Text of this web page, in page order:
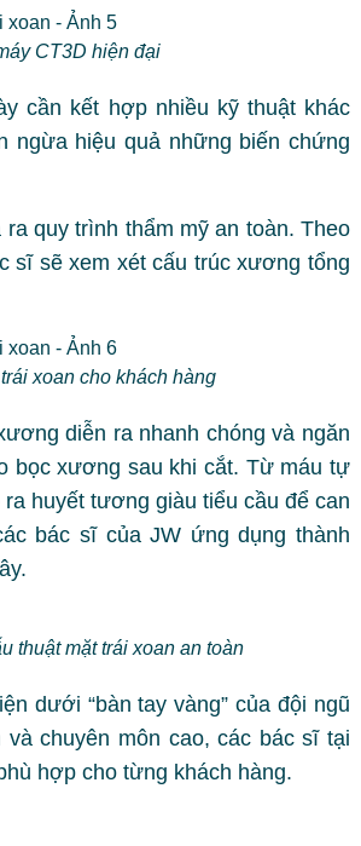
CT3D hiện đại
cần kết hợp nhiều kỹ thuật khác
ngừa hiệu quả những biến chứng
quy trình thẩm mỹ an toàn. Theo
sĩ sẽ xem xét cấu trúc xương tổng
xoan cho khách hàng
diễn ra nhanh chóng và ngăn
bọc xương sau khi cắt. Từ máu tự
huyết tương giàu tiểu cầu để can
bác sĩ của JW ứng dụng thành
thuật mặt trái xoan an toàn
dưới “bàn tay vàng” của đội ngũ
chuyên môn cao, các bác sĩ tại
hợp cho từng khách hàng.